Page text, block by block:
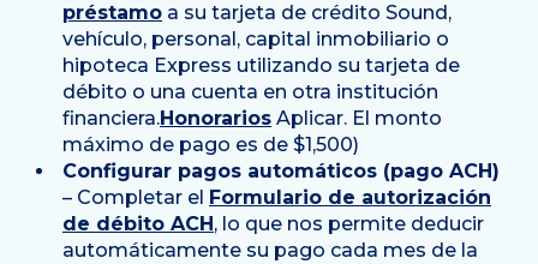
préstamo a su tarjeta de crédito Sound,
vehículo, personal, capital inmobiliario o
hipoteca Express utilizando su tarjeta de
débito o una cuenta en otra institución
financiera.Honorarios Aplicar. El monto
máximo de pago es de $1,500)
Configurar pagos automáticos (pago ACH)
– Completar el Formulario de autorización
de débito ACH , lo que nos permite deducir
automáticamente su pago cada mes de la